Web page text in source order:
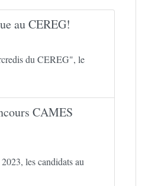
au CEREG!
du CEREG", le
CAMES
les candidats au